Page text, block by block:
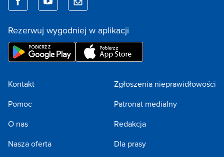
Rezerwuj wygodniej w aplikacji
Kontakt
Pomoc
O nas
Nasza oferta
Zgłoszenia nieprawidłowości
Patronat medialny
Redakcja
Dla prasy